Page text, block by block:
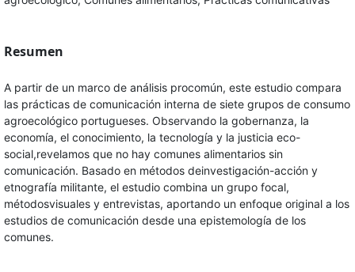
Resumen
A partir de un marco de análisis procomún, este estudio compara
las prácticas de comunicación interna de siete grupos de consumo
agroecológico portugueses. Observando la gobernanza, la
economía, el conocimiento, la tecnología y la justicia eco-
social,revelamos que no hay comunes alimentarios sin
comunicación. Basado en métodos deinvestigación-acción y
etnografía militante, el estudio combina un grupo focal,
métodosvisuales y entrevistas, aportando un enfoque original a los
estudios de comunicación desde una epistemología de los
comunes.